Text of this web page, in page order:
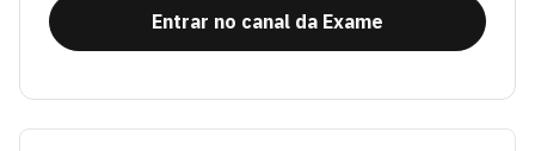
Entrar no canal da Exame